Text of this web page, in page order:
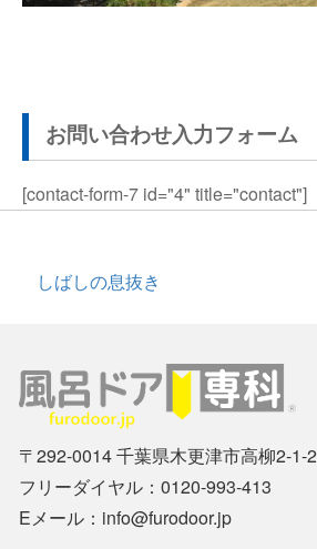
お問い合わせ入力フォーム
[contact-form-7 id="4" title="contact"]
投
ビ
ゲ
ー
シ
ョ
ン
しばしの息抜き
〒292-0014 千葉県木更津市高柳2-1-2
フリーダイヤル：0120-993-413
Eメール：info@furodoor.jp